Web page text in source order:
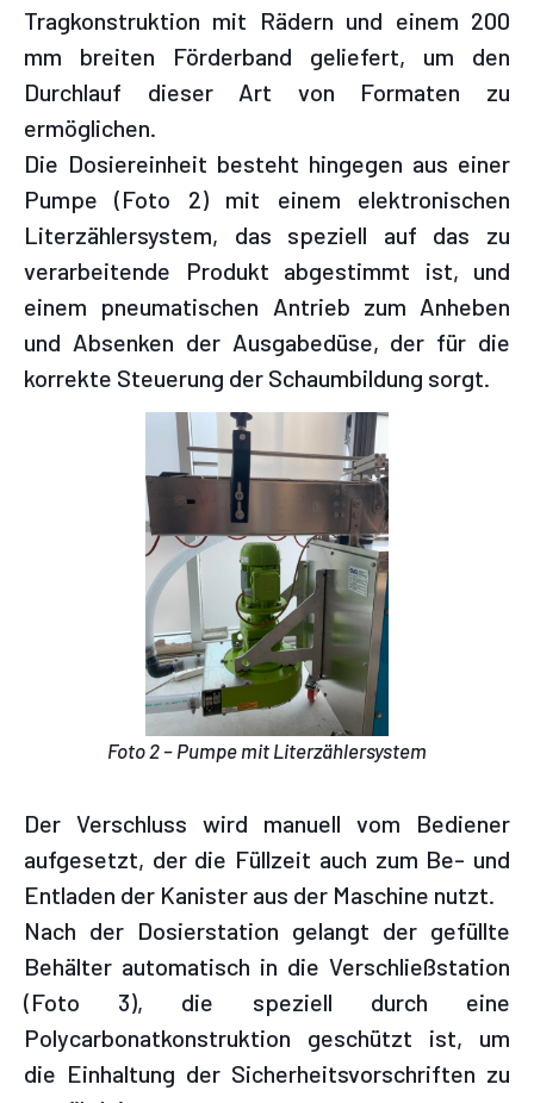
Tragkonstruktion mit Rädern und einem 200
mm breiten Förderband geliefert, um den
Durchlauf dieser Art von Formaten zu
ermöglichen.
Die Dosiereinheit besteht hingegen aus einer
Pumpe (Foto 2) mit einem elektronischen
Literzählersystem, das speziell auf das zu
verarbeitende Produkt abgestimmt ist, und
einem pneumatischen Antrieb zum Anheben
und Absenken der Ausgabedüse, der für die
korrekte Steuerung der Schaumbildung sorgt.
Foto 2 – Pumpe mit Literzählersystem
Der Verschluss wird manuell vom Bediener
aufgesetzt, der die Füllzeit auch zum Be- und
Entladen der Kanister aus der Maschine nutzt.
Nach der Dosierstation gelangt der gefüllte
Behälter automatisch in die Verschließstation
(Foto 3), die speziell durch eine
Polycarbonatkonstruktion geschützt ist, um
die Einhaltung der Sicherheitsvorschriften zu